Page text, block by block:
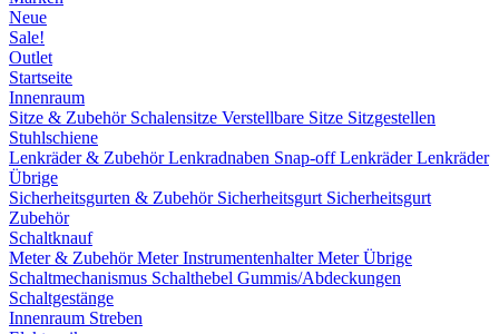
Neue
Sale!
Outlet
Startseite
Innenraum
Sitze & Zubehör Schalensitze Verstellbare Sitze Sitzgestellen
Stuhlschiene
Lenkräder & ZubehörLenkradnaben Snap-offLenkräderLenkräder
Übrige
Sicherheitsgurten & Zubehör Sicherheitsgurt Sicherheitsgurt
Zubehör
Schaltknauf
Meter & ZubehörMeterInstrumentenhalterMeter Übrige
Schaltmechanismus Schalthebel Gummis/Abdeckungen
Schaltgestänge
Innenraum Streben